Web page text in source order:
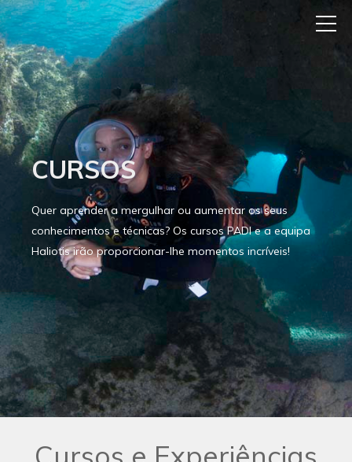
CURSOS
Quer aprender a mergulhar ou aumentar os seus
conhecimentos e técnicas? Os cursos PADI e a equipa
Haliotis irão proporcionar-lhe momentos incríveis!